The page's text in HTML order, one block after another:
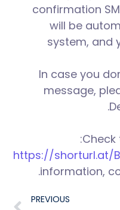
confirmation
will be
system, and
In case you
message,
Check
https://shorturl.at/
information,
PREVIOUS